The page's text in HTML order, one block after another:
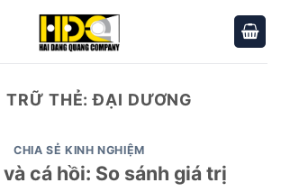
TRỮ THẺ:ĐẠI DƯƠNG
CHIA SẺ KINH NGHIỆM
cá hồi: So sánh giá trị